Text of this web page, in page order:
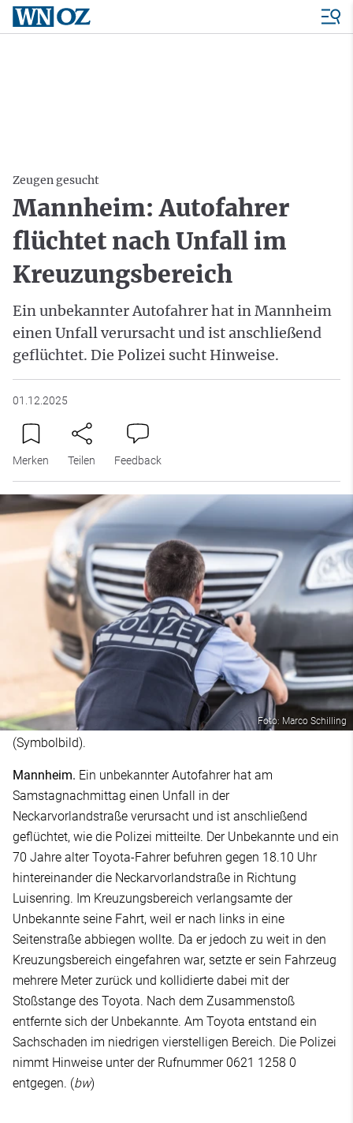
Zeugen gesucht
Mannheim: Autofahrer
flüchtet nach Unfall im
Kreuzungsbereich
Ein unbekannter Autofahrer hat in Mannheim
einen Unfall verursacht und ist anschließend
geflüchtet. Die Polizei sucht Hinweise.
01.12.2025
Merken Teilen Feedback
Foto: Marco Schilling
(Symbolbild).
Mannheim. Ein unbekannter Autofahrer hat am
Samstagnachmittag einen Unfall in der
Neckarvorlandstraße verursacht und ist anschließend
geflüchtet, wie die Polizei mitteilte. Der Unbekannte und ein
70 Jahre alter Toyota-Fahrer befuhren gegen 18.10 Uhr
hintereinander die Neckarvorlandstraße in Richtung
Luisenring. Im Kreuzungsbereich verlangsamte der
Unbekannte seine Fahrt, weil er nach links in eine
Seitenstraße abbiegen wollte. Da er jedoch zu weit in den
Kreuzungsbereich eingefahren war, setzte er sein Fahrzeug
mehrere Meter zurück und kollidierte dabei mit der
Stoßstange des Toyota. Nach dem Zusammenstoß
entfernte sich der Unbekannte. Am Toyota entstand ein
Sachschaden im niedrigen vierstelligen Bereich. Die Polizei
nimmt Hinweise unter der Rufnummer 0621 1258 0
entgegen. (bw)